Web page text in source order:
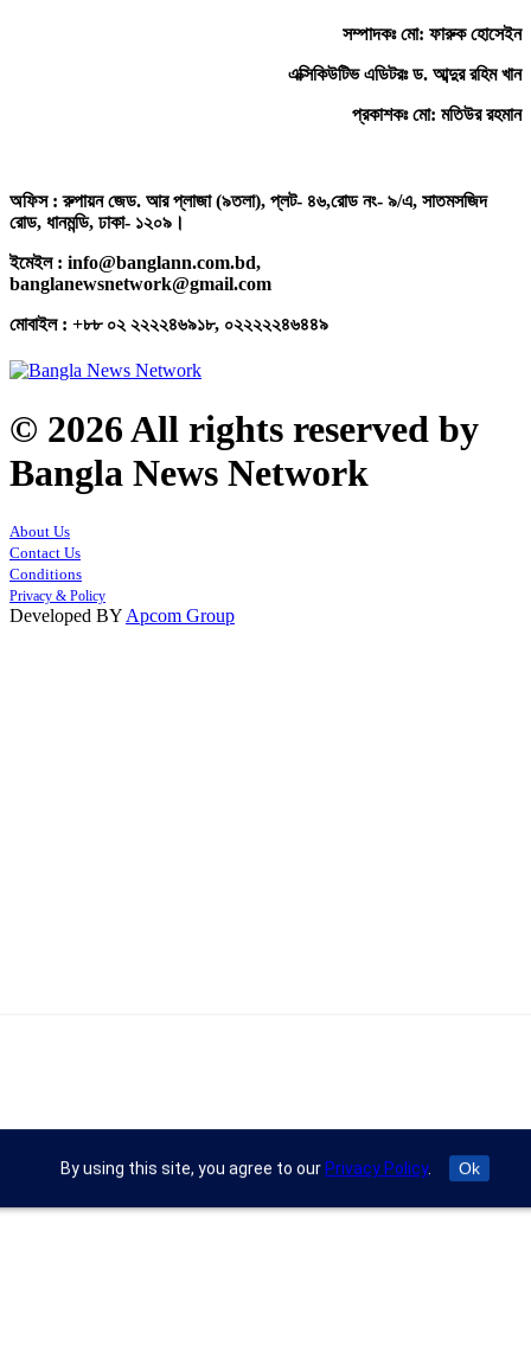
সম্পাদকঃ মো: ফারুক হোসেইন
এক্সিকিউটিভ এডিটরঃ ড. আব্দুর রহিম খান
প্রকাশকঃ মো: মতিউর রহমান
অফিস : রুপায়ন জেড. আর প্লাজা (৯তলা), প্লট- ৪৬,রোড নং- ৯/এ, সাতমসজিদ
রোড, ধানমন্ডি, ঢাকা- ১২০৯।
ইমেইল : info@banglann.com.bd,
banglanewsnetwork@gmail.com
মোবাইল : +৮৮ ০২ ২২২২৪৬৯১৮, ০২২২২২৪৬৪৪৯
© 2026 All rights reserved by
Bangla News Network
About Us
Contact Us
Conditions
Privacy & Policy
Developed BY Apcom Group
By using this site, you agree to our Privacy Policy. Ok